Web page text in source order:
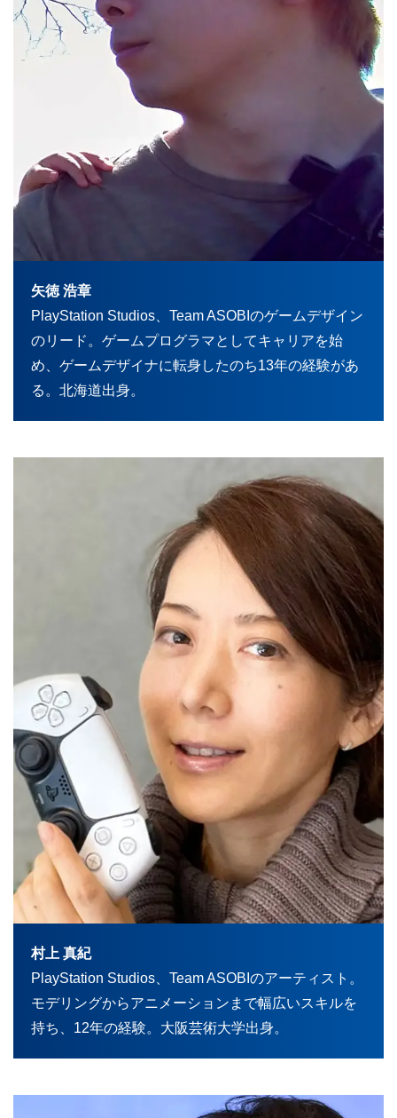
矢徳 浩章
PlayStation Studios、Team ASOBIのゲームデザイン
のリード。ゲームプログラマとしてキャリアを始
め、ゲームデザイナに転身したのち13年の経験があ
る。北海道出身。
村上 真紀
PlayStation Studios、Team ASOBIのアーティスト。
モデリングからアニメーションまで幅広いスキルを
持ち、12年の経験。大阪芸術大学出身。